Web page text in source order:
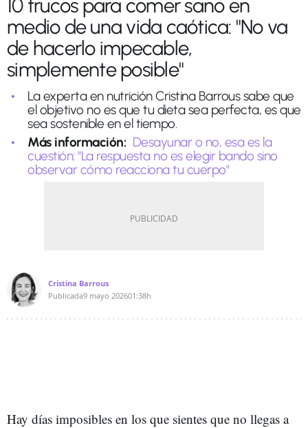
10 trucos para comer sano en
medio de una vida caótica: "No va
de hacerlo impecable,
simplemente posible"
La experta en nutrición Cristina Barrous sabe que
el objetivo no es que tu dieta sea perfecta, es que
sea sostenible en el tiempo.
Más información: Desayunar o no, esa es la
cuestión: "La respuesta no es elegir bando sino
observar cómo reacciona tu cuerpo"
Cristina Barrous
Publicada9 mayo 202601:38h
Hay días imposibles en los que sientes que no llegas a